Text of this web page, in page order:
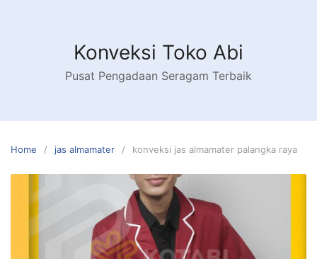
Konveksi Toko Abi
Pusat Pengadaan Seragam Terbaik
Home jas almamater konveksi jas almamater palangka raya